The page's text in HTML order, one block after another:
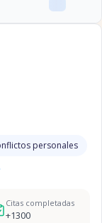
personales
Citas completadas
+1300